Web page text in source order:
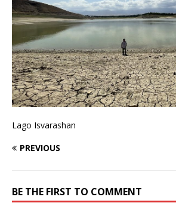
Lago Isvarashan
PREVIOUS
BE THE FIRST TO COMMENT